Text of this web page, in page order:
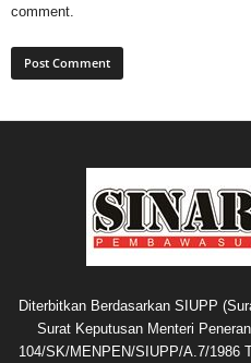
comment.
Diterbitkan Berdasarkan SIUPP
Surat Keputusan Menteri
104/SK/MENPEN/SIUPP/A.7/1986